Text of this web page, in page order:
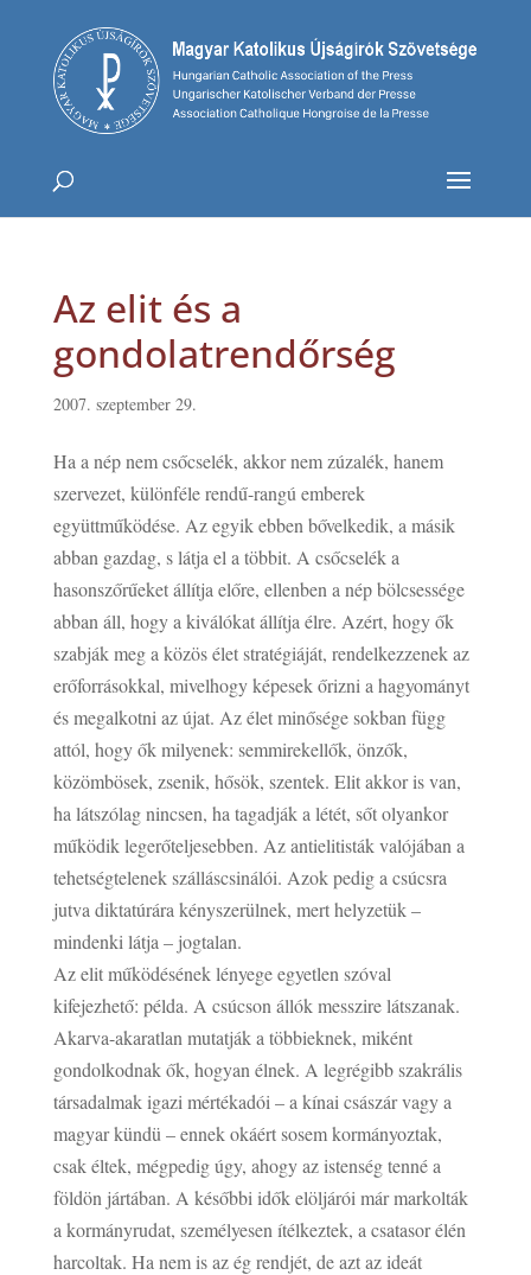
Az elit és a
gondolatrendőrség
2007. szeptember 29.
Ha a nép nem csőcselék, akkor nem zúzalék, hanem
szervezet, különféle rendű-rangú emberek
együttműködése. Az egyik ebben bővelkedik, a másik
abban gazdag, s látja el a többit. A csőcselék a
hasonszőrűeket állítja előre, ellenben a nép bölcsessége
abban áll, hogy a kiválókat állítja élre. Azért, hogy ők
szabják meg a közös élet stratégiáját, rendelkezzenek az
erőforrásokkal, mivelhogy képesek őrizni a hagyományt
és megalkotni az újat. Az élet minősége sokban függ
attól, hogy ők milyenek: semmirekellők, önzők,
közömbösek, zsenik, hősök, szentek. Elit akkor is van,
ha látszólag nincsen, ha tagadják a létét, sőt olyankor
működik legerőteljesebben. Az antielitisták valójában a
tehetségtelenek szálláscsinálói. Azok pedig a csúcsra
jutva diktatúrára kényszerülnek, mert helyzetük –
mindenki látja – jogtalan.
Az elit működésének lényege egyetlen szóval
kifejezhető: példa. A csúcson állók messzire látszanak.
Akarva-akaratlan mutatják a többieknek, miként
gondolkodnak ők, hogyan élnek. A legrégibb szakrális
társadalmak igazi mértékadói – a kínai császár vagy a
magyar kündü – ennek okáért sosem kormányoztak,
csak éltek, mégpedig úgy, ahogy az istenség tenné a
földön jártában. A későbbi idők elöljárói már markolták
a kormányrudat, személyesen ítélkeztek, a csatasor élén
harcoltak. Ha nem is az ég rendjét, de azt az ideát